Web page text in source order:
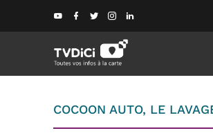
COCOON AUTO, LE